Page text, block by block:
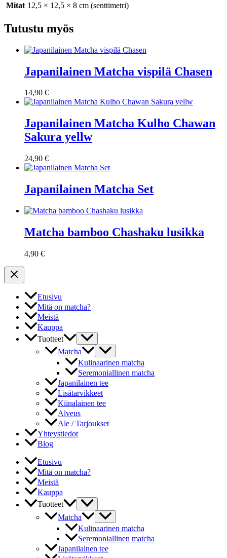
Mitat 12,5 × 12,5 × 8 cm (senttimetri)
Tutustu myös
Japanilainen Matcha vispilä Chasen
14,90 €
Japanilainen Matcha Kulho Chawan
Sakura yellw
24,90 €
Japanilainen Matcha Set
Matcha bamboo Chashaku lusikka
4,90 €
Etusivu
Mitä on matcha?
Meistä
Kauppa
Tuotteet
Matcha
Kulinaarinen matcha
Seremoniallinen matcha
Japanilainen tee
Lisätarvikkeet
Kiinalainen tee
Alveus
Ale / Tarjoukset
Yhteystiedot
Blog
Etusivu
Mitä on matcha?
Meistä
Kauppa
Tuotteet
Matcha
Kulinaarinen matcha
Seremoniallinen matcha
Japanilainen tee